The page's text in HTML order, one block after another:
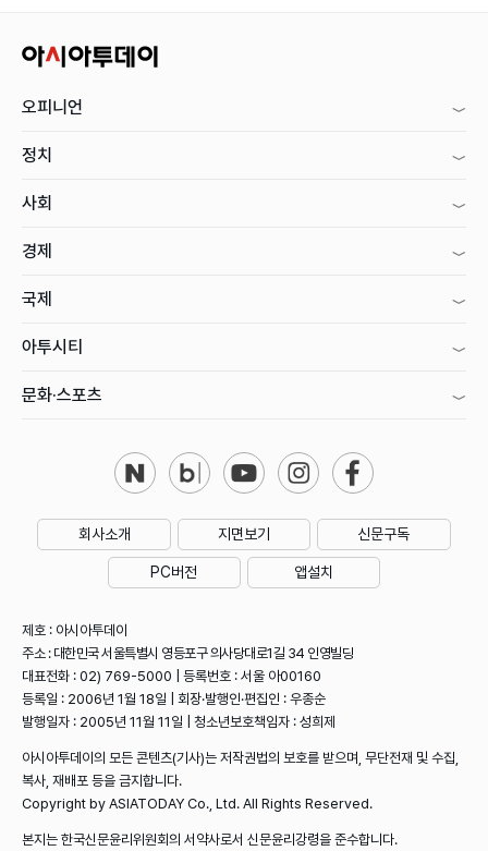
오피니언
정치
사회
경제
국제
아투시티
문화·스포츠
회사소개 지면보기 신문구독
PC버전 앱설치
제호 : 아시아투데이
주소 : 대한민국 서울특별시 영등포구 의사당대로1길 34 인영빌딩
대표전화 : 02) 769-5000 | 등록번호 : 서울 아00160
등록일 : 2006년 1월 18일 | 회장·발행인·편집인 : 우종순
발행일자 : 2005년 11월 11일 | 청소년보호책임자 : 성희제
아시아투데이의 모든 콘텐츠(기사)는 저작권법의 보호를 받으며, 무단전재 및 수집,
복사, 재배포 등을 금지합니다.
Copyright by ASIATODAY Co., Ltd. All Rights Reserved.
본지는 한국신문윤리위원회의 서약사로서 신문윤리강령을 준수합니다.